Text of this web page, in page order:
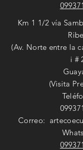
Km 1 1/2 vía
(Av. Norte entre la
i #
(Visita
Correo: